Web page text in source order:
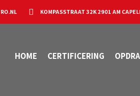
KOMPASSTRAAT 32K 2901 AM
HOME CERTIFICERING